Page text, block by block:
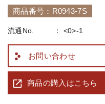
商品番号：R0943-7S
流通No. <0>-1
お問い合わせ
商品の購入はこちら